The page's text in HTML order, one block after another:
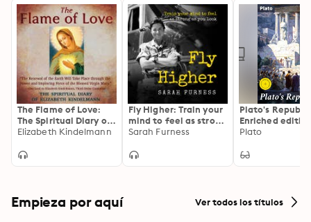
The Flame of Love:
The Spiritual Diary of
Elizabeth Kindelmann
Elizabeth Kindelmann
Fly Higher: Train your
mind to feel as strong
as you look
Sarah Furness
Plato's
Enriched
Exploring
Ideal State: A
Plato
Empieza por aquí Ver todos los títulos